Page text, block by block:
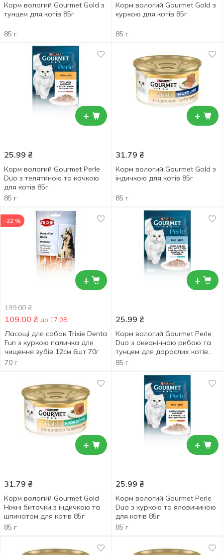
Корм вологий Gourmet Gold з
тунцем для котів 85г
85 г
Корм вологий Gourmet Gold з
куркою для котів 85г
85 г
+
25.99 ₴
Корм вологий Gourmet Perle
Duo з телятиною та качкою
для котів 85г
85 г
+
31.79 ₴
Корм вологий Gourmet Gold з
індичкою для котів 85г
85 г
+
-22 %
139.00 ₴
109.00 ₴ до 17.08
Ласощі для собак Trixie Denta
Fun з куркою паличка для
чищення зубів 12cм 6шт 70г
70 г
+
25.99 ₴
Корм вологий Gourmet Perle
Duo з океанічною рибою та
тунцем для дорослих котів
85г
85 г
+
31.79 ₴
Корм вологий Gourmet Gold
Ніжні биточки з індичкою та
шпинатом для котів 85г
85 г
+
25.99 ₴
Корм вологий Gourmet Perle
Duo з куркою та яловичиною
для котів 85г
85 г